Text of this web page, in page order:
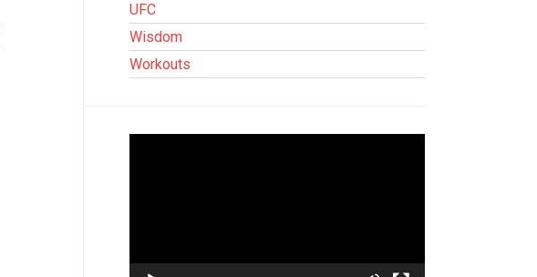
UFC
Wisdom
Workouts